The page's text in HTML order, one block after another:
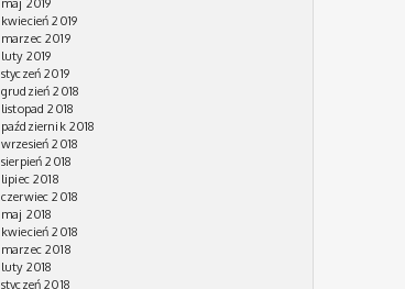
maj 2019
kwiecień 2019
marzec 2019
luty 2019
styczeń 2019
grudzień 2018
listopad 2018
październik 2018
wrzesień 2018
sierpień 2018
lipiec 2018
czerwiec 2018
maj 2018
kwiecień 2018
marzec 2018
luty 2018
styczeń 2018